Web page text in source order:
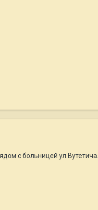
с больницей ул.Вутетича...